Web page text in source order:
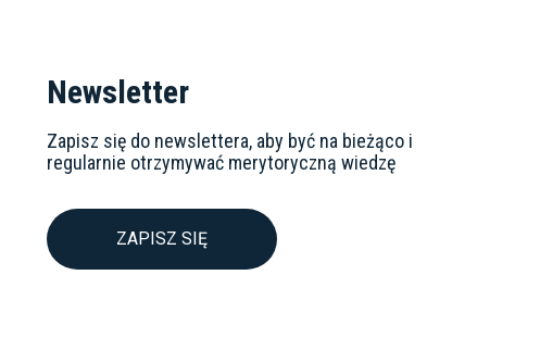
Newsletter
Zapisz się do newslettera, aby być na bieżąco i
regularnie otrzymywać merytoryczną wiedzę
ZAPISZ SIĘ